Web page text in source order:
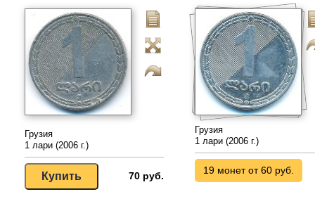
Грузия
1 лари (2006 г.)
70 руб.
Грузия
1 лари (2006 г.)
19 монет от 60 руб.